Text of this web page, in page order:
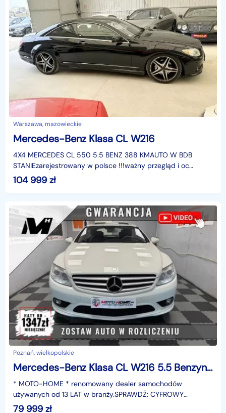
Warszawa, mazowieckie
Mercedes-Benz Klasa CL W216
4X4 MERCEDES CL 550 5.5 BENZ 388 KMAUTO W BDB
STANIEzarejestrowany w polsce !!!ważny przegląd i oc
!!PRZEBIEG - 105.000 KMwyposażenie :-klimatyzacja
automatyczn
104 999 zł
Poznań, wielkopolskie
Mercedes-Benz Klasa CL W216 5.5 Benzyna V8 Japonia, Night Vision GWARNACJA
* MOTO-HOME * renomowany dealer samochodów
używanych od 13 LAT w branży.SPRAWDŹ: CYFROWY
CERTYFIKAT POJAZDU.W którym znajdziesz wszystkie
79 999 zł